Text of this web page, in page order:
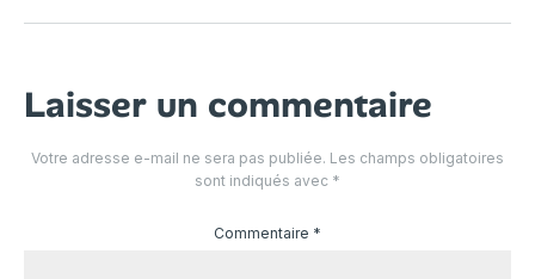
Laisser un commentaire
Votre adresse e-mail ne sera pas publiée. Les champs obligatoires
sont indiqués avec *
Commentaire *